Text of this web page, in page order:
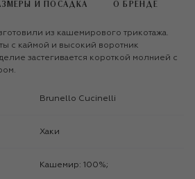
И ПОСАДКА О БРЕНДЕ
из кашемирового трикотажа.
с каймой и высокий воротник
застегивается короткой молнией с
Brunello Cucinelli
Хаки
Кашемир: 100%;